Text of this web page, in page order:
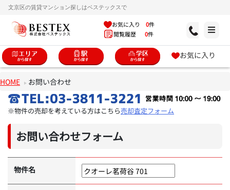
文京区の賃貸マンション探しはベステックスで
お気に入り 0件
閲覧履歴 0件
お気に入り
HOME お問い合わせ
※物件の売却を考えている方はこちら売却査定フォーム
お問い合わせフォーム
物件名